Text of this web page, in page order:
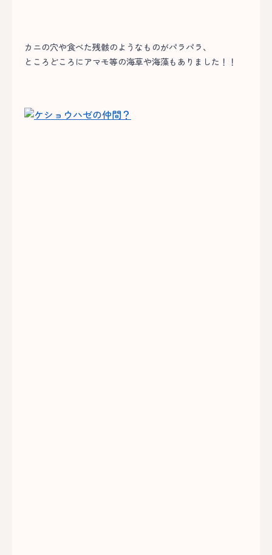
カニの穴や食べた残骸のようなものがパラパラ、
ところどころにアマモ等の海草や海藻もありました！！